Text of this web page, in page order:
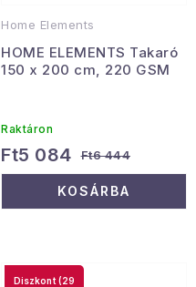
Home Elements
HOME ELEMENTS Takaró
150 x 200 cm, 220 GSM
Raktáron
Ft5 084 Ft6 444
KOSÁRBA
(29